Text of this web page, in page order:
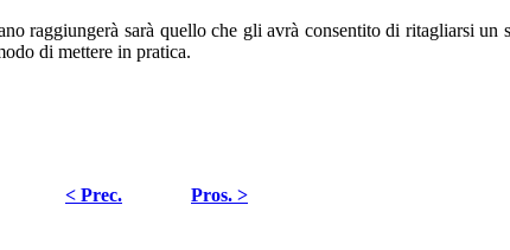
raggiungerà sarà quello che gli avrà consentito di ritagliarsi un
di mettere in pratica.
< Prec.
Pros. >